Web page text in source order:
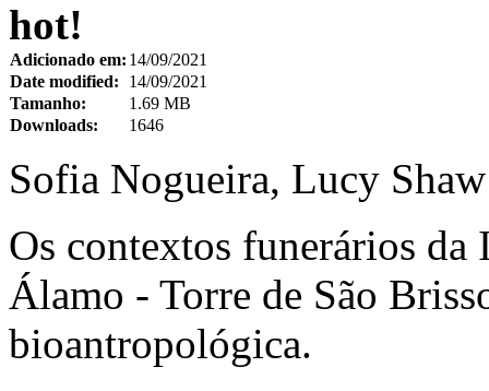
hot!
Adicionado em: 14/09/2021
Date modified:
14/09/2021
Tamanho:
1.69 MB
Downloads:
1646
Sofia Nogueira, Lucy
Os contextos funerários da
Álamo - Torre de São
bioantropológica.